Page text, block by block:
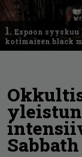
1. Espoon
kotimaisen black